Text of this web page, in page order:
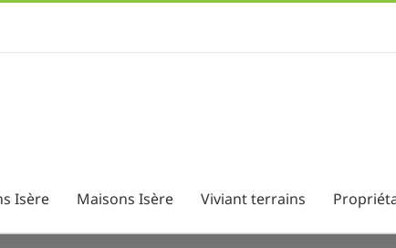
Isère Maisons Isère Viviant terrains